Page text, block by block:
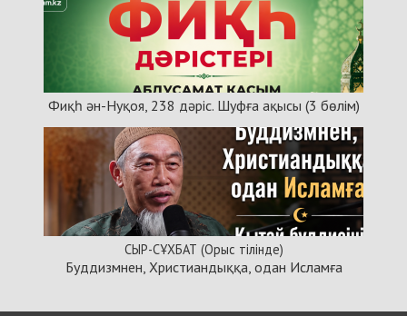
Фиқһ ән-Нуқоя, 238 дәріс. Шуфға ақысы (3 бөлім)
СЫР-СҰХБАТ (Орыс тілінде)
Буддизмнен, Христиандыққа, одан Исламға